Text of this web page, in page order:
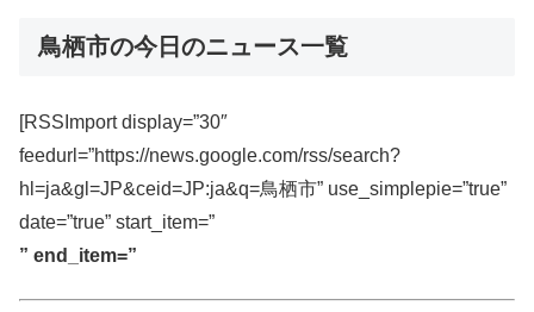
鳥栖市の今日のニュース一覧
[RSSImport display=”30″
feedurl=”https://news.google.com/rss/search?
hl=ja&gl=JP&ceid=JP:ja&q=鳥栖市” use_simplepie=”true”
date=”true” start_item=”
” end_item=”